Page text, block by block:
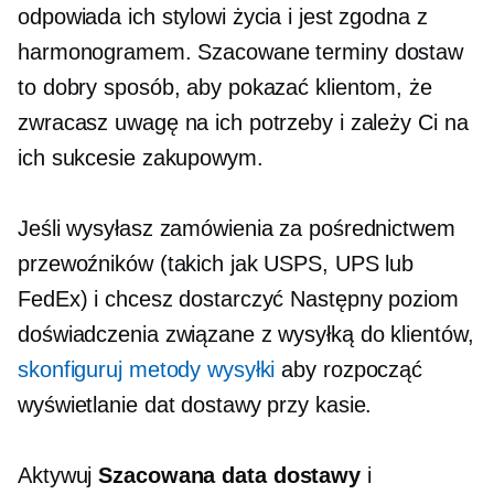
odpowiada ich stylowi życia i jest zgodna z
harmonogramem. Szacowane terminy dostaw
to dobry sposób, aby pokazać klientom, że
zwracasz uwagę na ich potrzeby i zależy Ci na
ich sukcesie zakupowym.
Jeśli wysyłasz zamówienia za pośrednictwem
przewoźników (takich jak USPS, UPS lub
FedEx) i chcesz dostarczyć Następny poziom
doświadczenia związane z wysyłką do klientów,
skonfiguruj metody wysyłki aby rozpocząć
wyświetlanie dat dostawy przy kasie.
AktywujSzacowana data dostawy i